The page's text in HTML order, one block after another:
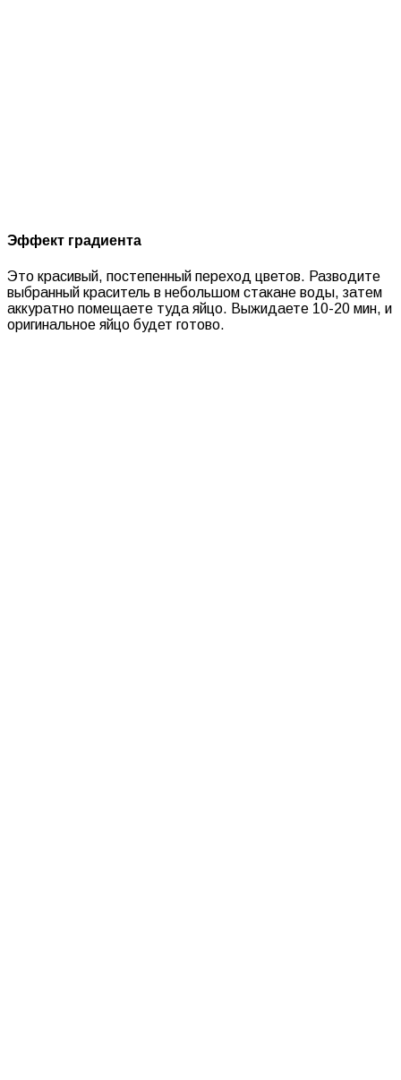
Эффект градиента
Это красивый, постепенный переход цветов. Разводите
выбранный краситель в небольшом стакане воды, затем
аккуратно помещаете туда яйцо. Выжидаете 10-20 мин, и
оригинальное яйцо будет готово.